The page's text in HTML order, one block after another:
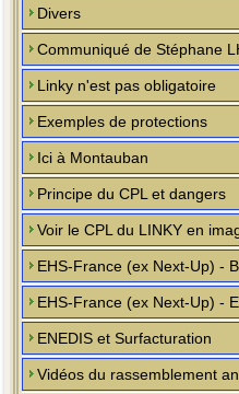
Divers
Communiqué de Stéphane
Linky n'est pas obligatoire
Exemples de protections
Ici à Montauban
Principe du CPL et dangers
Voir le CPL du LINKY en
EHS-France (ex Next-Up) -
EHS-France (ex Next-Up) -
ENEDIS et Surfacturation
Vidéos du rassemblement